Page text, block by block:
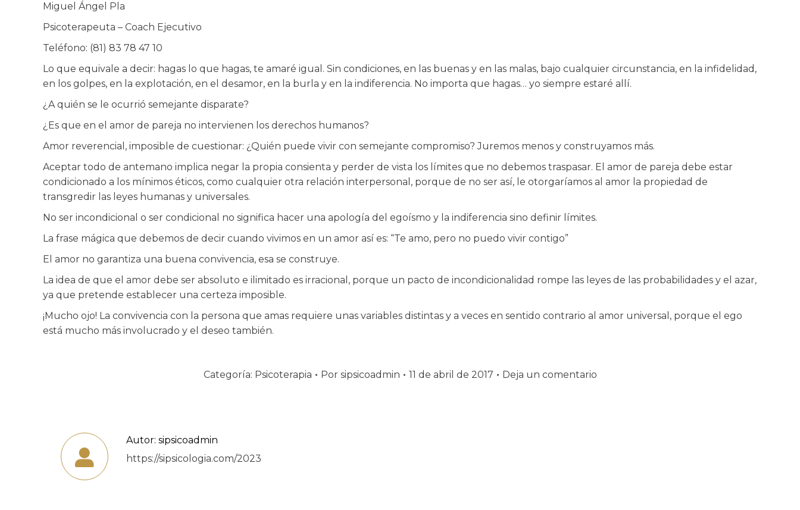
Miguel Ángel Pla
Psicoterapeuta – Coach Ejecutivo
Teléfono: (81) 83 78 47 10
Lo que equivale a decir: hagas lo que hagas, te amaré igual. Sin condiciones, en las buenas y en las malas, bajo cualquier circunstancia, en la infidelidad,
en los golpes, en la explotación, en el desamor, en la burla y en la indiferencia. No importa que hagas… yo siempre estaré allí.
¿A quién se le ocurrió semejante disparate?
¿Es que en el amor de pareja no intervienen los derechos humanos?
Amor reverencial, imposible de cuestionar: ¿Quién puede vivir con semejante compromiso? Juremos menos y construyamos más.
Aceptar todo de antemano implica negar la propia consienta y perder de vista los límites que no debemos traspasar. El amor de pareja debe estar
condicionado a los mínimos éticos, como cualquier otra relación interpersonal, porque de no ser así, le otorgaríamos al amor la propiedad de
transgredir las leyes humanas y universales.
No ser incondicional o ser condicional no significa hacer una apología del egoísmo y la indiferencia sino definir límites.
La frase mágica que debemos de decir cuando vivimos en un amor así es: “Te amo, pero no puedo vivir contigo”
El amor no garantiza una buena convivencia, esa se construye.
La idea de que el amor debe ser absoluto e ilimitado es irracional, porque un pacto de incondicionalidad rompe las leyes de las probabilidades y el azar,
ya que pretende establecer una certeza imposible.
¡Mucho ojo! La convivencia con la persona que amas requiere unas variables distintas y a veces en sentido contrario al amor universal, porque el ego
está mucho más involucrado y el deseo también.
Categoría: Psicoterapia Por sipsicoadmin 11 de abril de 2017 Deja un comentario
Autor: sipsicoadmin
https://sipsicologia.com/2023